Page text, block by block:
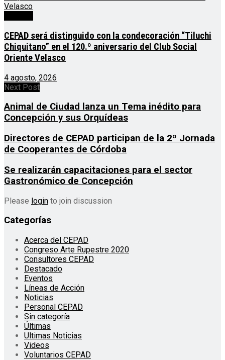
CEPAD será distinguido con la condecoración “Tiluchi
Chiquitano” en el 120.º aniversario del Club Social
Oriente Velasco
4 agosto, 2026
Next Post
Animal de Ciudad lanza un Tema inédito para
Concepción y sus Orquídeas
Directores de CEPAD participan de la 2º Jornada
de Cooperantes de Córdoba
Se realizarán capacitaciones para el sector
Gastronómico de Concepción
Please login to join discussion
Categorías
Acerca del CEPAD
Congreso Arte Rupestre 2020
Consultores CEPAD
Destacado
Eventos
Líneas de Acción
Noticias
Personal CEPAD
Sin categoría
Últimas
Ultimas Noticias
Videos
Voluntarios CEPAD